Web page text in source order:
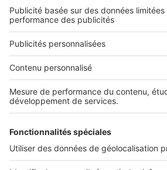
NOS APPLICATIONS
Découvrez nos applications
SERVICES PRO
Tous nos services pro
Accès client
À DÉCOUVRIR
Annuaire des professionnels